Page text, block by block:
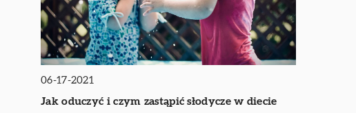
06-17-2021
Jak oduczyć i czym zastąpić słodycze w diecie